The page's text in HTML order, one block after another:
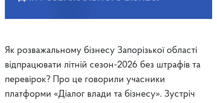
Як розважальному бізнесу Запорізької області
відпрацювати літній сезон-2026 без штрафів та
перевірок? Про це говорили учасники
платформи «Діалог влади та бізнесу». Зустріч